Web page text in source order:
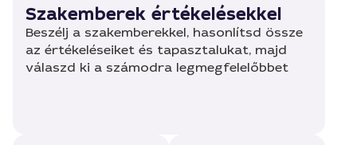
Szakemberek értékelésekkel
Beszélj a szakemberekkel, hasonlítsd össze
az értékeléseiket és tapasztalukat, majd
válaszd ki a számodra legmegfelelőbbet